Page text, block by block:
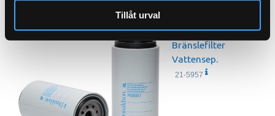
Tillåt urval
Bränslefilter
Vattensep.
21-5957